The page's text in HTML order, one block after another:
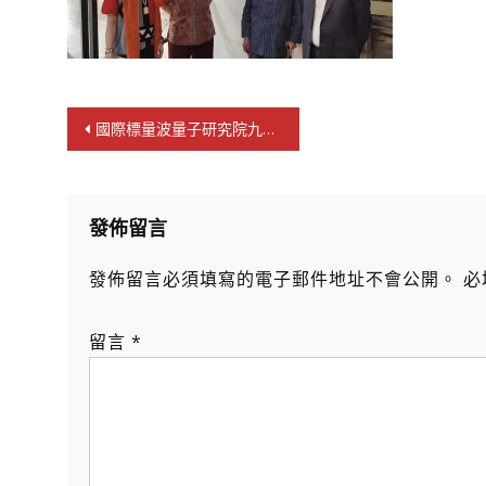
文
章
覽
國際標量波量子研究院九龍辦事處掛牌
發佈留言
發佈留言必須填寫的電子郵件地址不會公開。 必
留言 *